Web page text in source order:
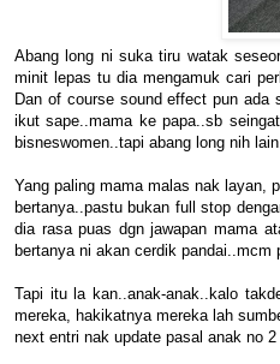
Abang long ni suka tiru watak
minit lepas tu dia mengamuk cari
Dan of course sound effect pun
ikut sape..mama ke papa..sb
bisneswomen..tapi abang long nih
Yang paling mama malas nak layan,
bertanya..pastu bukan full stop
dia rasa puas dgn jawapan mama
bertanya ni akan cerdik
Tapi itu la kan..anak-anak..kalo
mereka, hakikatnya mereka lah
next entri nak update pasal anak no